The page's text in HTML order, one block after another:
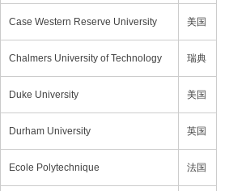
Case Western Reserve University 美国
Chalmers University of Technology 瑞典
Duke University 美国
Durham University 英国
Ecole Polytechnique 法国